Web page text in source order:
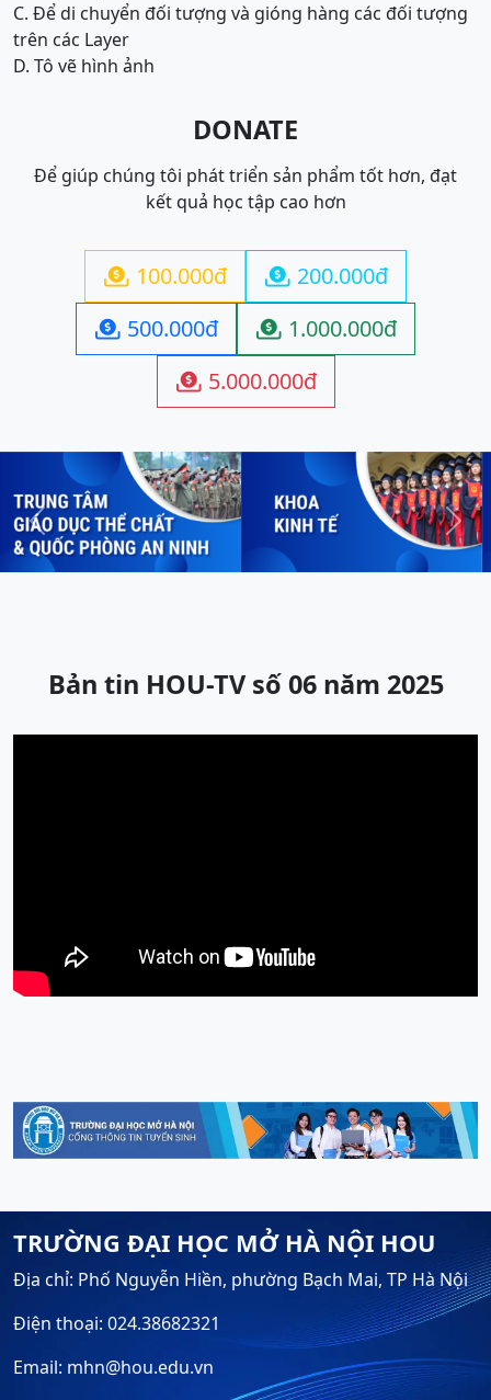
C. Để di chuyển đối tượng và gióng hàng các đối tượng
trên các Layer
D. Tô vẽ hình ảnh
DONATE
Để giúp chúng tôi phát triển sản phẩm tốt hơn, đạt
kết quả học tập cao hơn
 100.000đ  200.000đ
 500.000đ  1.000.000đ
 5.000.000đ
Previous Next
Bản tin HOU-TV số 06 năm 2025
TRƯỜNG ĐẠI HỌC MỞ HÀ NỘI HOU
Địa chỉ: Phố Nguyễn Hiền, phường Bạch Mai, TP Hà Nội
Điện thoại: 024.38682321
Email: mhn@hou.edu.vn